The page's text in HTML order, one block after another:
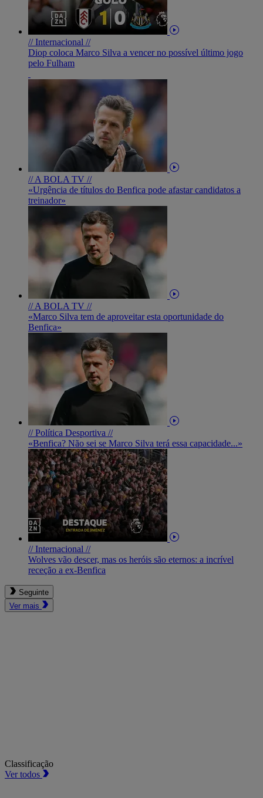
// Internacional //
Diop coloca Marco Silva a vencer no possível último jogo
pelo Fulham
// A BOLA TV //
«Urgência de títulos do Benfica pode afastar candidatos a
treinador»
// A BOLA TV //
«Marco Silva tem de aproveitar esta oportunidade do
Benfica»
// Política Desportiva //
«Benfica? Não sei se Marco Silva terá essa capacidade...»
// Internacional //
Wolves vão descer, mas os heróis são eternos: a incrível
receção a ex-Benfica
Seguinte
Ver mais
Classificação
Ver todos